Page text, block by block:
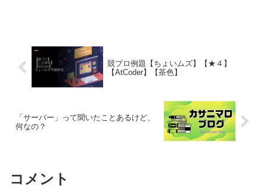
競プロ例題【ちょいムズ】【★４】
【AtCoder】【茶色】
「サーバー」って聞いたことあるけど、
何なの？
コメント